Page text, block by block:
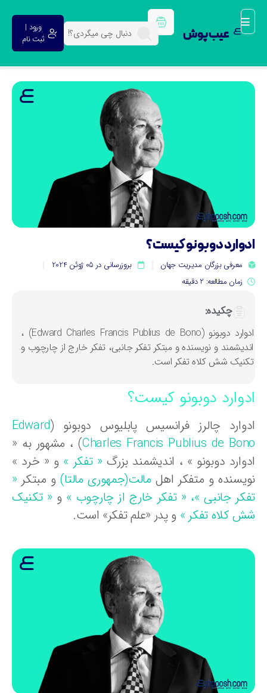
عیب پوش
ورود |
ثبت نام
دوبونو کیست؟
معرفی بزرگان مدیریت جهان
بروزرسانی در 05 ژوئن 2024
زمان مطالعه: 2 دقیقه
چکیده:
ادوارد دوبونو (Edward Charles Francis Publius de Bono) ،
و نویسنده و مبتکر تفکر جانبی، تفکر خارج از چارچوب و
شش کلاه تفکر است.
دوبونو کیست؟
چالرز فرانسیس پابلیوس دوبونو (Edward
Charles Francis Publius de) ، مشهور به «
دوبونو » ، اندیشمند بزرگ« تفکر »و « خرد »
و متفکر اهلمالت(جمهوری مالتا)و مبتکر«
جانبی »، « تفکر خارج از چارچوب »و« تکنیک
کلاه تفکر »و پدر «علم تفکر» است.